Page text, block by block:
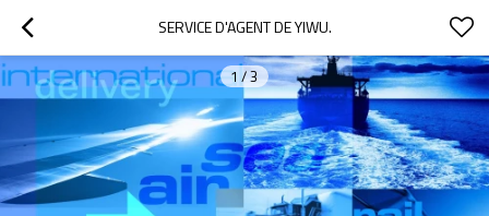
SERVICE D'AGENT DE YIWU.
1 /3